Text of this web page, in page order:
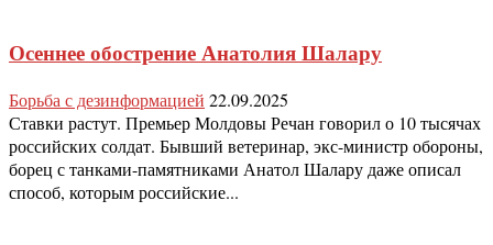
Осеннее обострение Анатолия Шалару
Борьба с дезинформацией 22.09.2025
Ставки растут. Премьер Молдовы Речан говорил о 10 тысячах
российских солдат. Бывший ветеринар, экс-министр обороны,
борец с танками-памятниками Анатол Шалару даже описал
способ, которым российские...